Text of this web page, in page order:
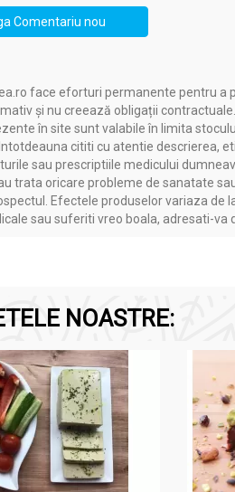
Comentariu nou
face eforturi permanente pentru a
și nu creează obligații
în site sunt valabile în limita
Intotdeauna cititi cu atentie
sau prescriptiile medicului
trata oricare probleme de sanatate
Efectele produselor variaza de
sau suferiti vreo boala, adresati-va
NOASTRE: